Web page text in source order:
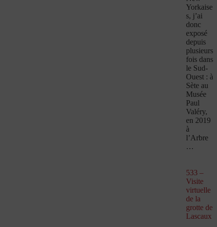
Yorkaise
s, j’ai
donc
exposé
depuis
plusieurs
fois dans
le Sud-
Ouest : à
Sète au
Musée
Paul
Valéry,
en 2019
à
l’Arbre
…
533 –
Visite
virtuelle
de la
grotte de
Lascaux